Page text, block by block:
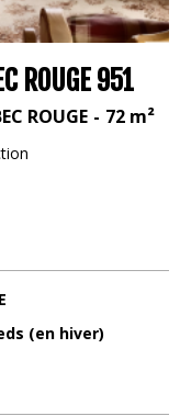
ROUGE 951
ROUGE 72 m²
(en hiver)